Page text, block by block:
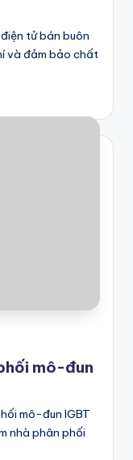
tử bán buôn
và đảm bảo chất
mô-đun
mô-đun IGBT
nhà phân phối